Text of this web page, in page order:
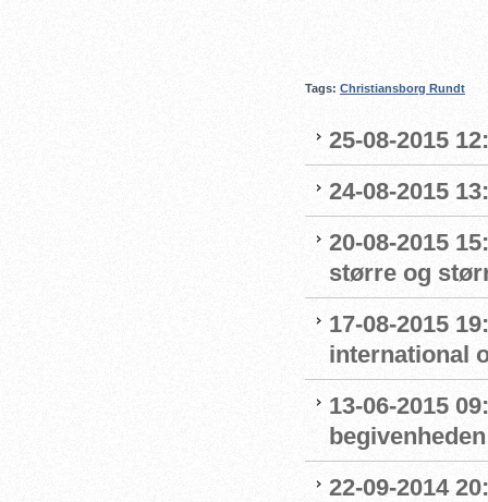
Tags: Christiansborg Rundt
25-08-2015
24-08-2015
20-08-2015
større og
17-08-2015
international
13-06-2015
22-09-2014